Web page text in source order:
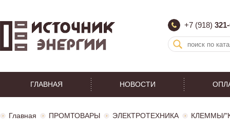
+7 (918)
ГЛАВНАЯ НОВОСТИ
Главная ПРОМТОВАРЫ ЭЛЕКТРОТЕХНИКА КЛЕММЫ/